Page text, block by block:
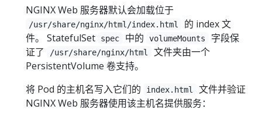
NGINX Web 服务器默认会加载位于
/usr/share/nginx/html/index.html
的 index 文
件。 StatefulSet
spec 中的 volumeMounts
字段保
证了
/usr/share/nginx/html
文件夹由一个
PersistentVolume 卷支持。
将 Pod 的主机名写入它们的
index.html
文件并验证
NGINX Web 服务器使用该主机名提供服务：